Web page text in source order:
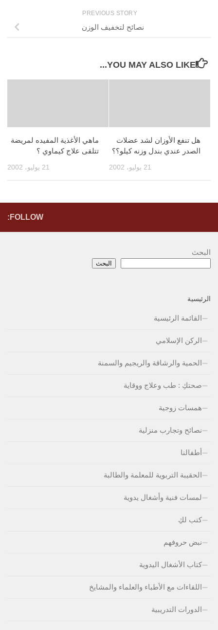
PREVIOUS STORY
نصائح لتخفيف الوزن
YOU MAY ALSO LIKE...
ماهي الأغذية المفيده لمريضة
تتلقى علاج كيماوي ؟
21 يوليو، 2002
هل تنفع الأوزان لشد عضلات
الصدر عندي بندل وزنه كيلو؟؟
21 يوليو، 2002
FOLLOW:
البحث
البحث
الرئيسية
القائمة الرئيسية
الركن الإسلامي
الحمية والرشاقة والريجيم والسمنة
صحتكِ : طب وعلاج ووقاية
همسات زوجية
نصائح وتجارب منزلية
أطفالنا
الحقيبة التربوية للمعلمة والطالبة
لمسات فنية وأشغال يدوية
كتب لكِ
نبض حروفهم
كتاب الأشغال اليدوية
اللقاءات مع الأطباء والعلماء والمشايخ
الدورات التدريبية